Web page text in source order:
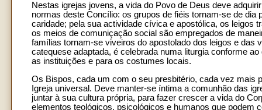
Nestas igrejas jovens, a vida do Povo de Deus deve
normas deste Concílio: os grupos de fiéis tornam-se de
caridade; pela sua actividade cívica e apostólica, os leigos
os meios de comuniçação social são empregados de
famílias tornam-se viveiros do apostolado dos leigos e das
catequese adaptada, é celebrada numa liturgia conforme
as instituições e para os costumes locais.
Os Bispos, cada um com o seu presbitério, cada vez mais
Igreja universal. Deve manter-se íntima a comunhão das
juntar à sua cultura própria, para fazer crescer a vida do
elementos teológicos, psicológicos e humanos que podem